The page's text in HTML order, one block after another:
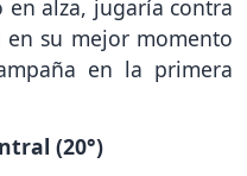
alza, jugaría contra
su mejor momento
en la primera
(20°)